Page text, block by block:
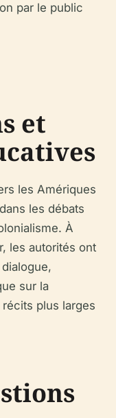
par le public
et
les Amériques
les débats
À
les autorités ont
sur la
plus larges